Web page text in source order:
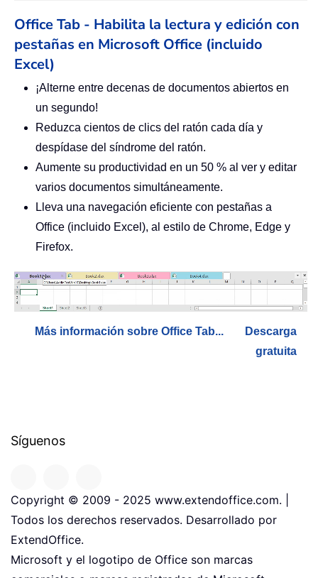
Office Tab - Habilita la lectura y edición con
pestañas en Microsoft Office (incluido
Excel)
¡Alterne entre decenas de documentos abiertos en
un segundo!
Reduzca cientos de clics del ratón cada día y
despídase del síndrome del ratón.
Aumente su productividad en un 50 % al ver y editar
varios documentos simultáneamente.
Lleva una navegación eficiente con pestañas a
Office (incluido Excel), al estilo de Chrome, Edge y
Firefox.
Más información sobre Office Tab...
Descarga
gratuita
Síguenos
Copyright © 2009 - 2025 www.extendoffice.com. |
Todos los derechos reservados. Desarrollado por
ExtendOffice.
Microsoft y el logotipo de Office son marcas